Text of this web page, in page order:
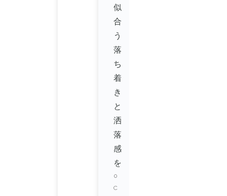
似
合
う
落
ち
着
き
と
洒
落
感
を
0
C